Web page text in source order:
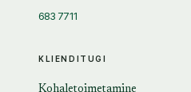
KLIENDITUGI
683 7711